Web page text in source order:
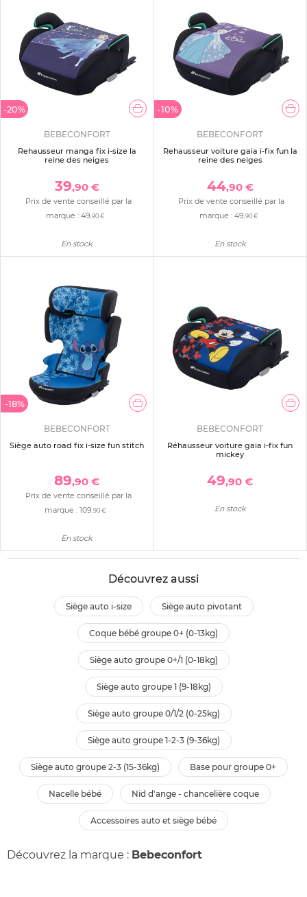
-20%
BEBECONFORT
Rehausseur manga fix i-size la
reine des neiges
39,90 €
Prix de vente conseillé par la
marque :49 ,90 €
En stock
-10%
BEBECONFORT
Rehausseur voiture gaia i-fix fun la
reine des neiges
44,90 €
Prix de vente conseillé par la
marque : 49 ,90 €
En stock
-18%
BEBECONFORT
Siège auto road fix i-size fun stitch
89,90 €
Prix de vente conseillé par la
marque :109 ,90 €
En stock
BEBECONFORT
Réhausseur voiture gaia i-fix fun
mickey
49,90 €
En stock
Découvrez aussi
siège auto i-size siège auto pivotant
coque bébé groupe 0+ (0-13kg)
siège auto groupe 0+/1 (0-18kg)
siège auto groupe 1 (9-18kg)
siège auto groupe 0/1/2 (0-25kg)
siège auto groupe 1-2-3 (9-36kg)
siège auto groupe 2-3 (15-36kg) base pour groupe 0+
nacelle bébé nid d'ange - chancelière coque
accessoires auto et siège bébé
Découvrez la marque : Bebeconfort